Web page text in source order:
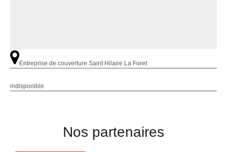
Entreprise de couverture Saint Hilaire La Foret
indisponible
Nos partenaires